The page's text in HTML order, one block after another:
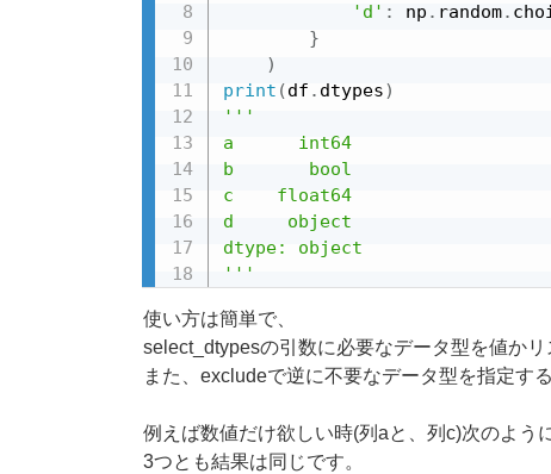
'd' : np . random.
}
)
print (df . dtypes)
'''
a      int64
b       bool
c    float64
d     object
dtype: object
'''
使い方は簡単で、
select_dtypesの引数に必要なデータ型を値かリ
また、excludeで逆に不要なデータ型を指定す
例えば数値だけ欲しい時(列aと、列c)次のよう
3つとも結果は同じです。